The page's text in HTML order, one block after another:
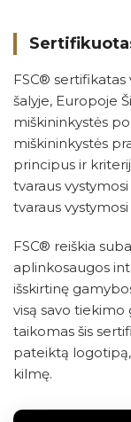
FSC® sertifikatas
šalyje, Europoje
miškininkystės
miškininkystės
principus ir
tvaraus
tvaraus
FSC® reiškia
aplinkosaugos
išskirtinę
visą savo
taikomas šis
pateiktą
kilmę.